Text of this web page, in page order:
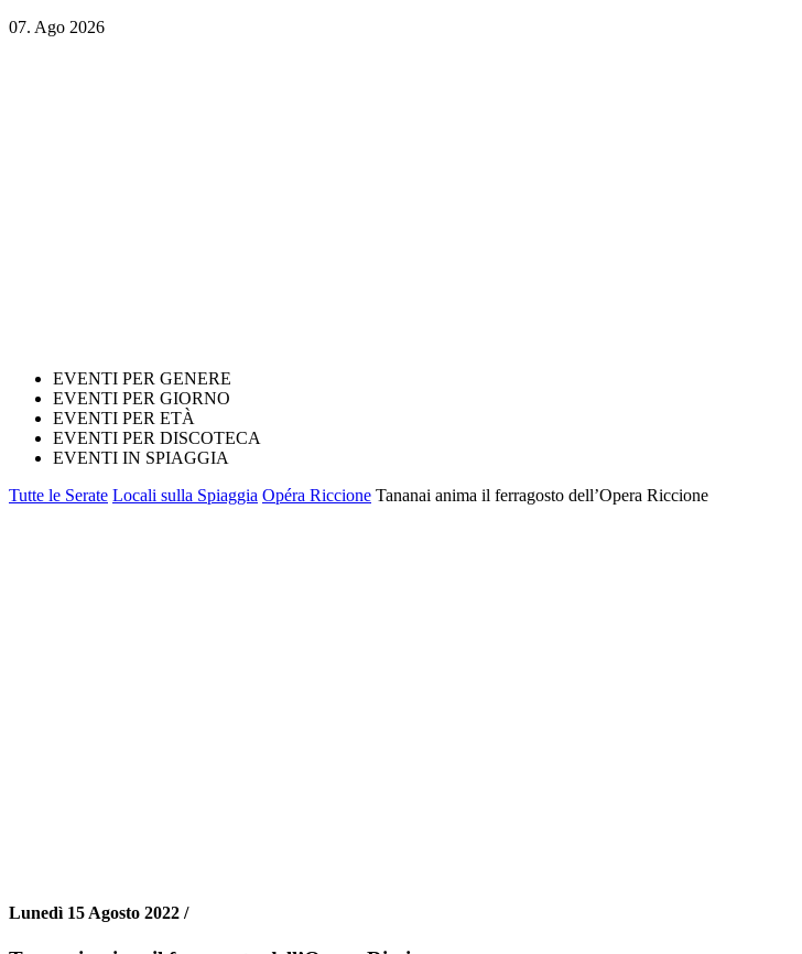
07. Ago 2026
EVENTI PER GENERE
EVENTI PER GIORNO
EVENTI PER ETÀ
EVENTI PER DISCOTECA
EVENTI IN SPIAGGIA
Tutte le Serate Locali sulla Spiaggia Opéra Riccione Tananai anima il ferragosto dell’Opera Riccione
Lunedì 15 Agosto 2022 /